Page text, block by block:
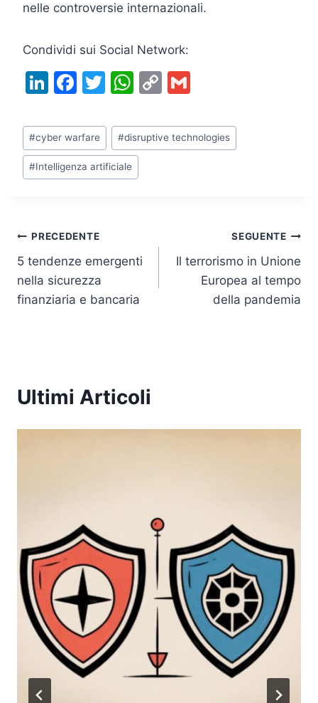
nelle controversie internazionali.
Condividi sui Social Network:
Li
k
e
dI
F
c
e
b
k
T
itt
er
W
at
s
A
C
p
y
ai
l
Tag
articolo:
#cyber warfare #disruptive technologies
#Intelligenza artificiale
Navigazione
articoli
PRECEDENTE
5 tendenze emergenti
nella sicurezza
finanziaria e bancaria
SEGUENTE
Il terrorismo in Unione
Europea al tempo
della pandemia
Ultimi Articoli